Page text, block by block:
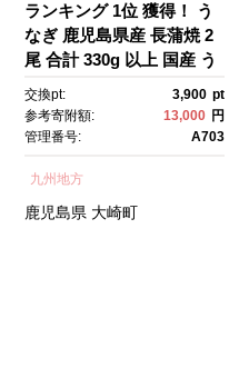
ランキング 1位 獲得！ う
なぎ 鹿児島県産 長蒲焼 2
尾 合計 330g 以上 国産 う
なぎ 鰻 ウナギ 蒲焼き 蒲
焼 かばやき 魚 魚介 魚
貝 海鮮 うな重 ひつまぶ
気 おすすめ 鹿児島県 大崎
町 大隅半島 A703
交換pt: 3,900 pt
参考寄附額:
13,000 円
管理番号:
A703
九州地方
鹿児島県 大崎町